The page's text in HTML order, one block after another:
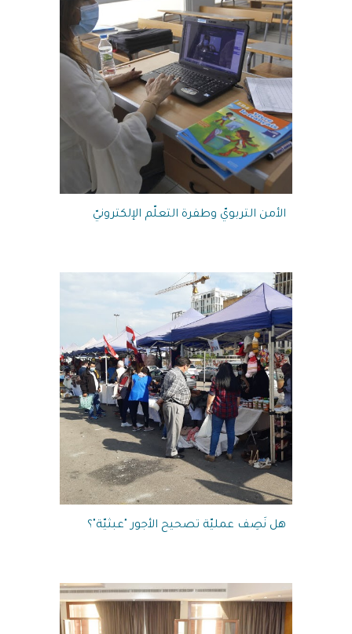
الأمن التربويّ وطفرة التعلّم الإلكترونيّ
هل نَصِف عمليّة تصحيح الأجور "عبثيّة"؟